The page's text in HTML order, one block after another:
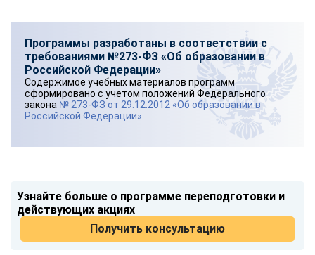
Программы разработаны в соответствии с
требованиями №273-ФЗ «Об образовании в
Российской Федерации»
Содержимое учебных материалов программ
сформировано с учетом положений Федерального
закона № 273-ФЗ от 29.12.2012 «Об образовании в
Российской Федерации»
Узнайте больше о программе переподготовки и
действующих акциях
Получить консультацию